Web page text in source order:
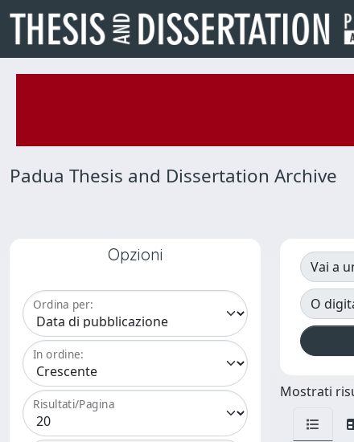
Padua Thesis and Dissertation Archive
Opzioni
Ordina per:
In ordine:
Risultati/Pagina
Vai a
O
Mostrati